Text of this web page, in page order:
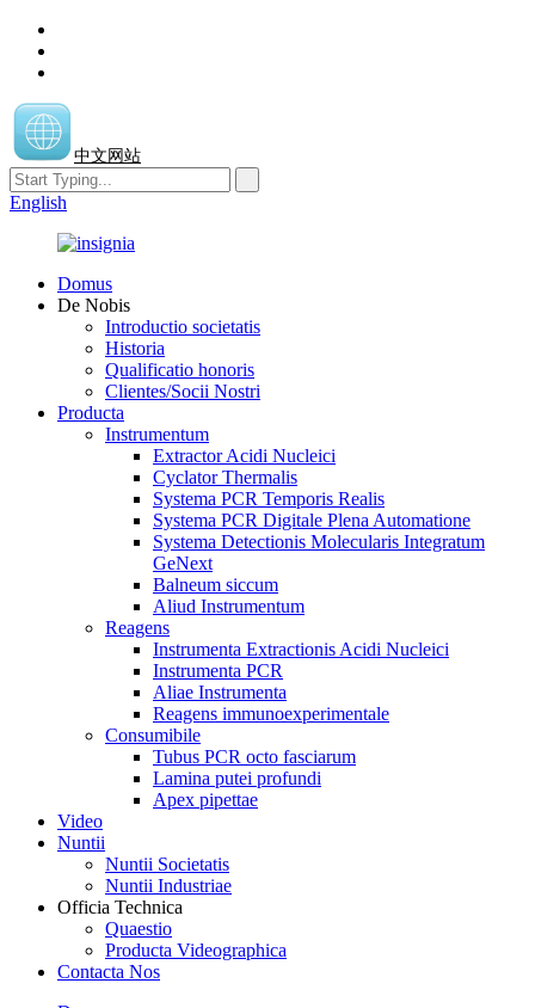
中文网站
English
Domus
De Nobis
Introductio societatis
Historia
Qualificatio honoris
Clientes/Socii Nostri
Producta
Instrumentum
Extractor Acidi Nucleici
Cyclator Thermalis
Systema PCR Temporis Realis
Systema PCR Digitale Plena Automatione
Systema Detectionis Molecularis Integratum
GeNext
Balneum siccum
Aliud Instrumentum
Reagens
Instrumenta Extractionis Acidi Nucleici
Instrumenta PCR
Aliae Instrumenta
Reagens immunoexperimentale
Consumibile
Tubus PCR octo fasciarum
Lamina putei profundi
Apex pipettae
Video
Nuntii
Nuntii Societatis
Nuntii Industriae
Officia Technica
Quaestio
Producta Videographica
Contacta Nos